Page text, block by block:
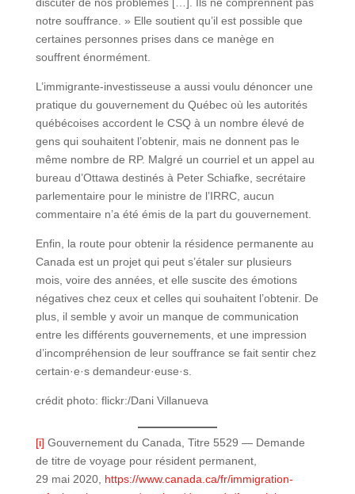
notre souffrance. » Elle soutient qu’il est possible que
certaines personnes prises dans ce manège en
souffrent énormément.
L’immigrante-investisseuse a aussi voulu dénoncer une
pratique du gouvernement du Québec où les autorités
québécoises accordent le CSQ à un nombre élevé de
gens qui souhaitent l’obtenir, mais ne donnent pas le
même nombre de RP. Malgré un courriel et un appel au
bureau d’Ottawa destinés à Peter Schiafke, secrétaire
parlementaire pour le ministre de l’IRRC, aucun
commentaire n’a été émis de la part du gouvernement.
Enfin, la route pour obtenir la résidence permanente au
Canada est un projet qui peut s’étaler sur plusieurs
mois, voire des années, et elle suscite des émotions
négatives chez ceux et celles qui souhaitent l’obtenir. De
plus, il semble y avoir un manque de communication
entre les différents gouvernements, et une impression
d’incompréhension de leur souffrance se fait sentir chez
certain·e·s demandeur·euse·s.
crédit photo: flickr:/Dani Villanueva
[i] Gouvernement du Canada, Titre 5529 — Demande
de titre de voyage pour résident permanent,
29 mai 2020, https://www.canada.ca/fr/immigration-